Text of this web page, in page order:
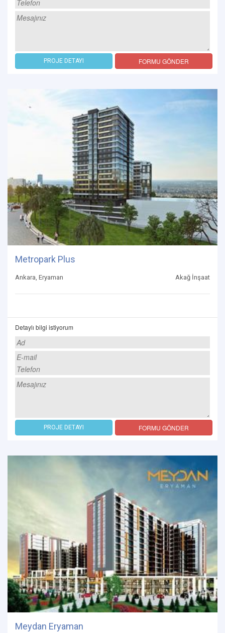
PROJE DETAYI FORMU GÖNDER
Metropark Plus
Ankara, Eryaman Akağ İnşaat
Detaylı bilgi istiyorum
PROJE DETAYI FORMU GÖNDER
Meydan Eryaman